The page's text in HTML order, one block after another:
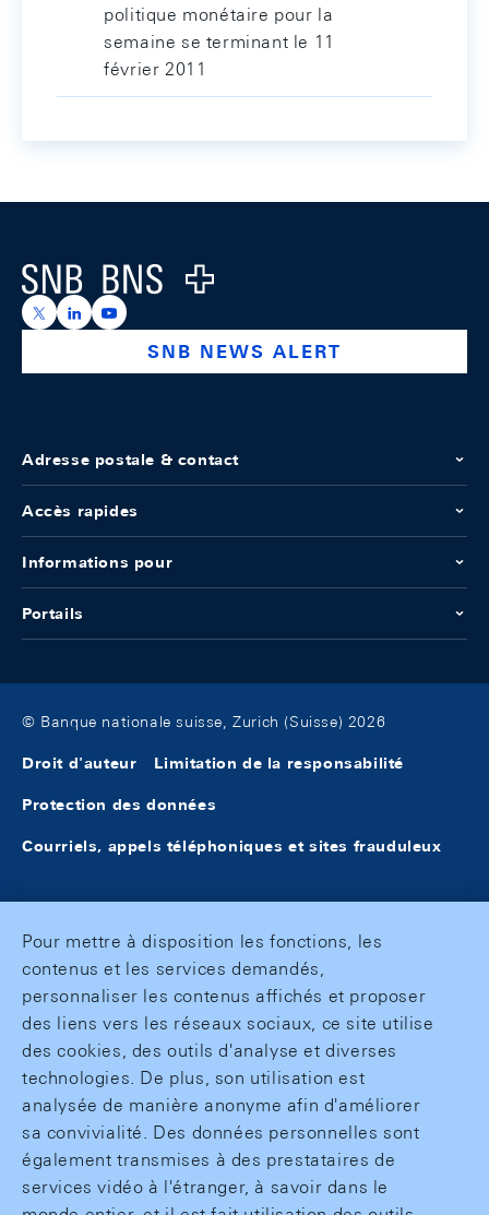
politique monétaire pour la
semaine se terminant le 11
février 2011
Logo
https://x.com/snb_bns
https://ch.linkedin.com/company/swiss-national-
https://www.youtube.com/@swissnationalbank
SNB NEWS ALERT
Adresse postale & contact
Accès rapides
Informations pour
Portails
© Banque nationale suisse, Zurich (Suisse) 2026
Droit d'auteur Limitation de la responsabilité
Protection des données
Courriels, appels téléphoniques et sites frauduleux
Pour mettre à disposition les fonctions, les
contenus et les services demandés,
personnaliser les contenus affichés et proposer
des liens vers les réseaux sociaux, ce site utilise
des cookies, des outils d'analyse et diverses
technologies. De plus, son utilisation est
analysée de manière anonyme afin d'améliorer
sa convivialité. Des données personnelles sont
également transmises à des prestataires de
services vidéo à l'étranger, à savoir dans le